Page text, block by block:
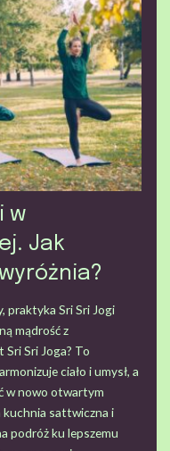
w
Jak
praktyka Sri Sri Jogi
mądrość z
Sri Joga? To
ciało i umysł, a
w nowo otwartym
kuchnia sattwiczna i
podróż ku lepszemu